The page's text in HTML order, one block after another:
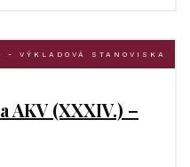
- VÝKLADOVÁ STANOVISKA
AKV (XXXIV.) –